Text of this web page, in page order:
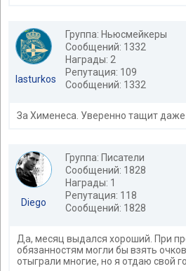
lasturkos
Группа: Ньюсмейкеры
Сообщений: 1332
Награды: 2
Репутация: 109
Сообщений: 1332
За Хименеса. Уверенно тащит даже
Diego
Группа: Писатели
Сообщений: 1828
Награды: 1
Репутация: 118
Сообщений: 1828
Да, месяц выдался хороший. При
обязанностям могли бы взять
отыграли многие, но я отдаю свой